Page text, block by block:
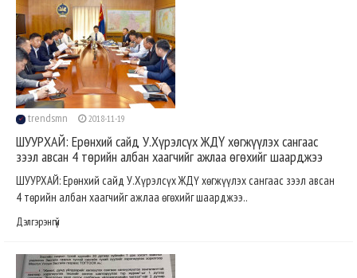
trendsmn 2018-11-19
ШУУРХАЙ: Ерөнхий сайд У.Хүрэлсүх ЖДҮ хөгжүүлэх сангаас
зээл авсан 4 төрийн албан хаагчийг ажлаа өгөхийг шаарджээ
ШУУРХАЙ: Ерөнхий сайд У.Хүрэлсүх ЖДҮ хөгжүүлэх сангаас зээл авсан
4 төрийн албан хаагчийг ажлаа өгөхийг шаарджээ..
Дэлгэрэнгүй